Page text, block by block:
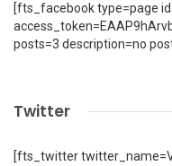
[fts_facebook type=page
posts=3 description=no
Twitter
[fts_twitter